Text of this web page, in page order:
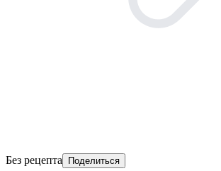
Без рецепта Поделиться